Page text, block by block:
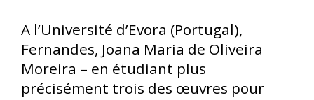
A l’Université d’Evora (Portugal),
Fernandes, Joana Maria de Oliveira
Moreira – en étudiant plus
précisément trois des œuvres pour